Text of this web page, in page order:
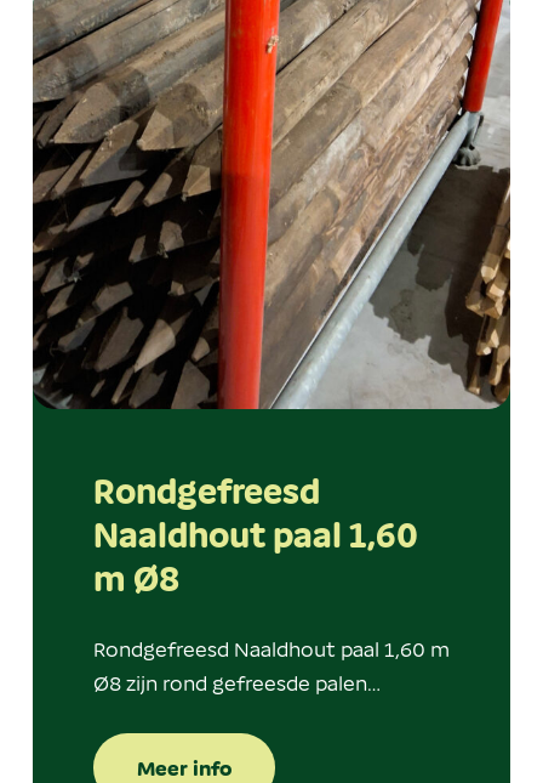
Rondgefreesd
Naaldhout paal 1,60
m Ø8
Rondgefreesd Naaldhout paal 1,60 m
Ø8 zijn rond gefreesde palen…
Meer info